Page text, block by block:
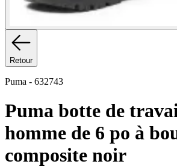
Retour
Puma - 632743
Puma botte de
homme de 6 po à
composite noir